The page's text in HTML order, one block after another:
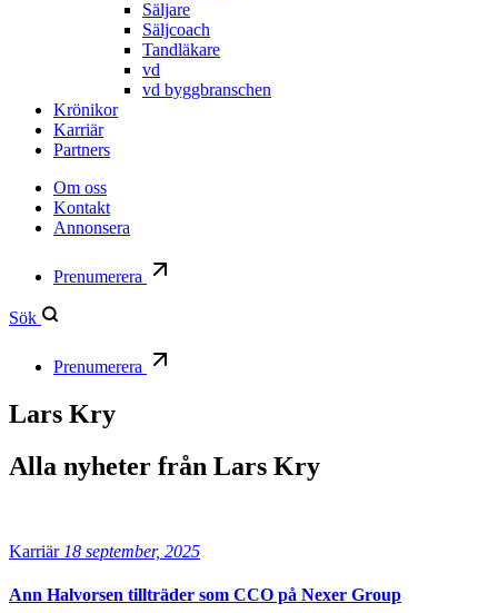
Säljare
Säljcoach
Tandläkare
vd
vd byggbranschen
Krönikor
Karriär
Partners
Om oss
Kontakt
Annonsera
Prenumerera
Sök
Prenumerera
Lars Kry
Alla nyheter från Lars Kry
Karriär 18 september, 2025
Ann Halvorsen tillträder som CCO på Nexer Group